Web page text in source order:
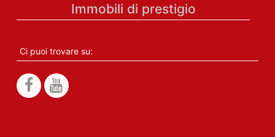
Immobili di prestigio
Ci puoi trovare su: